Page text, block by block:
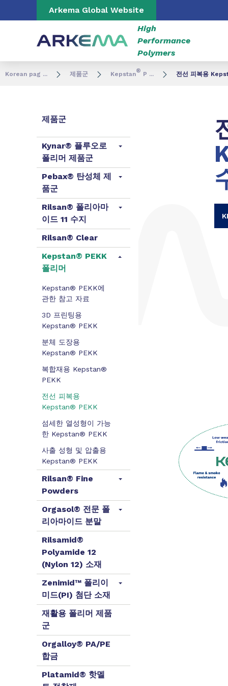
Go to content Go to navigation
Arkema Global Website
High
Performance
Polymers
Korean pag ... 제품군 Kepstan® P ... 전선 피복용
제품군
Kynar® 플루오로
폴리머 제품군
Pebax® 탄성체 제
품군
Rilsan® 폴리아마
이드 11 수지
Rilsan® Clear
Kepstan® PEKK
폴리머
Kepstan® PEKK에
관한 참고 자료
3D 프린팅용
Kepstan® PEKK
분체 도장용
Kepstan® PEKK
복합재용 Kepstan®
PEKK
전선 피복용
Kepstan® PEKK
섬세한 열성형이 가능
한 Kepstan® PEKK
사출 성형 및 압출용
Kepstan® PEKK
Rilsan® Fine
Powders
Orgasol® 전문 폴
리아마이드 분말
Rilsamid®
Polyamide 12
(Nylon 12) 소재
Zenimid™ 폴리이
미드(PI) 첨단 소재
재활용 폴리머 제품
군
Orgalloy® PA/PE
합금
Platamid® 핫멜